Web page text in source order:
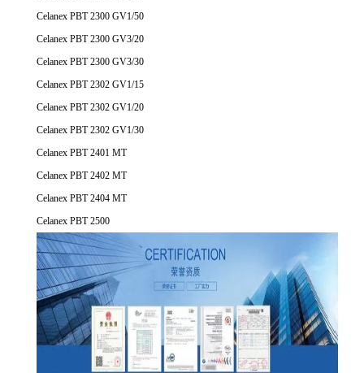
Celanex PBT 2300 GV1/50
Celanex PBT 2300 GV3/20
Celanex PBT 2300 GV3/30
Celanex PBT 2302 GV1/15
Celanex PBT 2302 GV1/20
Celanex PBT 2302 GV1/30
Celanex PBT 2401 MT
Celanex PBT 2402 MT
Celanex PBT 2404 MT
Celanex PBT 2500